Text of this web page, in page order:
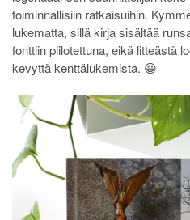
toiminnallisiin ratkaisuihin.
lukematta, sillä kirja sisältää
fonttiin piilotettuna, eikä litteästä
kevyttä kenttälukemista. 😀